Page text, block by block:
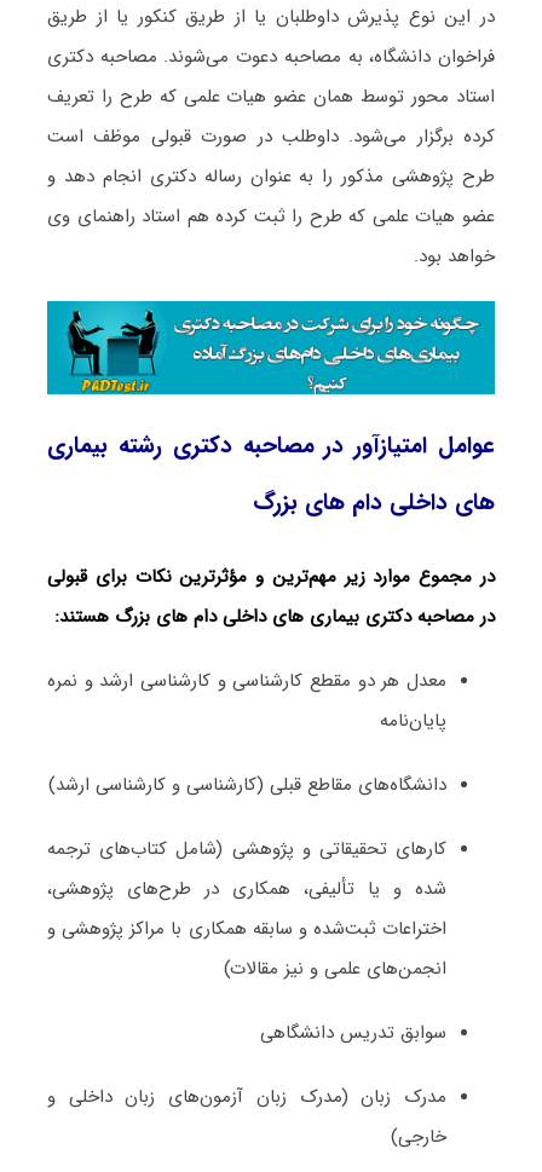
در این نوع پذیرش داوطلبان یا از طریق کنکور یا از طریق
فراخوان دانشگاه، به مصاحبه دعوت می‌شوند. مصاحبه دکتری
استاد محور توسط همان عضو هیات علمی که طرح را تعریف
کرده برگزار می‌شود. داوطلب در صورت قبولی موظف است
طرح پژوهشی مذکور را به عنوان رساله دکتری انجام دهد و
عضو هیات علمی که طرح را ثبت کرده هم استاد راهنمای وی
خواهد بود.
عوامل امتیازآور در مصاحبه دکتری رشته بیماری
‌های داخلی دام‌ های بزرگ
در مجموع موارد زیر مهم‌ترین و مؤثرترین نکات برای قبولی
در مصاحبه دکتری بیماری ‌های داخلی دام‌ های بزرگ هستند:
معدل هر دو مقطع کارشناسی و کارشناسی ارشد و نمره
پایان‌نامه
دانشگاه‌های مقاطع قبلی (کارشناسی و کارشناسی ارشد)
کارهای تحقیقاتی و پژوهشی (شامل کتاب‌های ترجمه­‌
شده و یا تألیفی، همکاری در طرح‌های پژوهشی،
اختراعات ثبت‌­شده و سابقه همکاری با مراکز پژوهشی و
انجمن‌های علمی و نیز مقالات)
سوابق تدریس دانشگاهی
مدرک زبان (مدرک زبان آزمون‌های زبان داخلی و
خارجی)